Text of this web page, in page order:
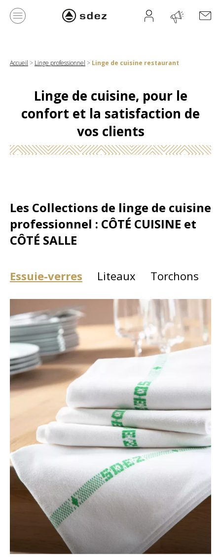
Accueil > Linge professionnel > Linge de cuisine restaurant
Linge de cuisine, pour le
confort et la satisfaction de
vos clients
Les Collections de linge de cuisine
professionnel : CÔTÉ CUISINE et
CÔTÉ SALLE
Essuie-verres Liteaux Torchons